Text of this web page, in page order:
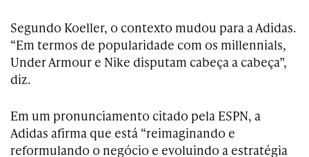
Segundo Koeller, o contexto mudou para a Adidas.
“Em termos de popularidade com os millennials,
Under Armour e Nike disputam cabeça a cabeça”,
diz.
Em um pronunciamento citado pela ESPN, a
Adidas afirma que está “reimaginando e
reformulando o negócio e evoluindo a estratégia